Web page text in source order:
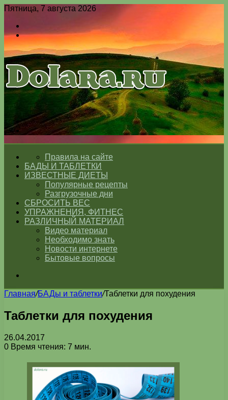
Пятница, 7 августа 2026
Switch
skin
Меню
Switch
ГЛАВНАЯПравила на сайте
БАДЫ И ТАБЛЕТКИ
ИЗВЕСТНЫЕ ДИЕТЫ
Популярные рецепты
Разгрузочные дни
СБРОСИТЬ ВЕС
УПРАЖНЕНИЯ, ФИТНЕС
РАЗЛИЧНЫЙ МАТЕРИАЛ
Видео материал
Необходимо знать
Новости интернете
Бытовые вопросы
Главная/БАДы и таблетки/Таблетки для похудения
Таблетки для похудения
26.04.2017
0 Время чтения: 7 мин.